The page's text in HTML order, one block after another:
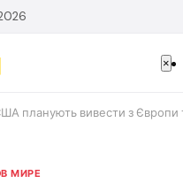
×
планують вивести з Європи
В МИРЕ